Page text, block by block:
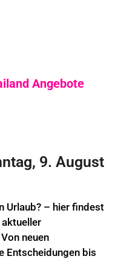
Angebote
9. August
Urlaub? – hier findest
neuen
Entscheidungen bis